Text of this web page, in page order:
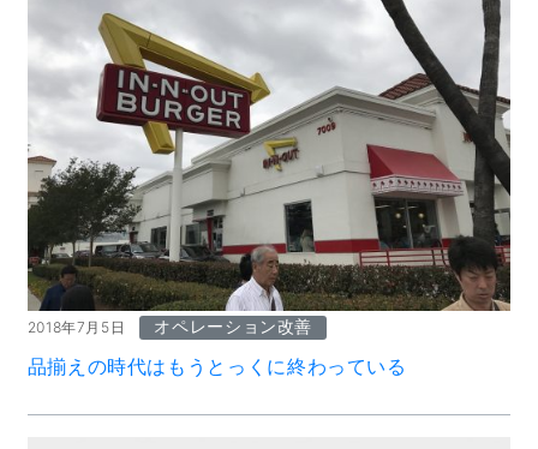
2018年7月5日 オペレーション改善
品揃えの時代はもうとっくに終わっている